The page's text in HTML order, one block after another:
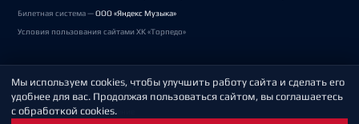
Билетная система —ООО «Яндекс Музыка»
Условия пользования сайтами ХК «Торпедо»
Политика обработки персональных данных
Пользовательское соглашение
Мы используем cookies, чтобы улучшить работу сайта и сделать его
удобнее для вас. Продолжая пользоваться сайтом, вы соглашаетесь
с обработкой cookies.